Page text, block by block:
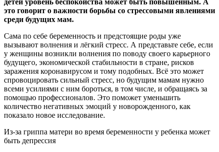
это говорит о важности борьбы со стрессовыми явлениями
среди будущих мам.
Сама по себе беременность и предстоящие роды уже
вызывают волнения и лёгкий стресс. А представьте себе, если
у женщины возникли волнения по поводу своего карьерного
будущего, экономической стабильности в стране, рисков
заражения коронавирусом и тому подобных. Всё это может
спровоцировать сильный стресс, но будущим мамам нужно
всеми усилиями с ним бороться, в том числе, и обращаясь за
помощью профессионалов. Это поможет уменьшить
количество негативных эмоций у новорожденного, как
показало новое исследование.
Из-за гриппа матери во время беременности у ребенка может
быть депрессия